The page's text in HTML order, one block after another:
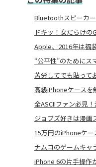
Bluetoothスピーカ
ドキッ！女だらけの
Apple、2016年は福
“公平性”のためにス
苦労してでも貼って
高級iPhoneケースを
全ASCIIファン必見
ジョブズ好きは漫画
15万円のiPhoneケ
ナムコのゲームキャ
iPhone 6の片手操作